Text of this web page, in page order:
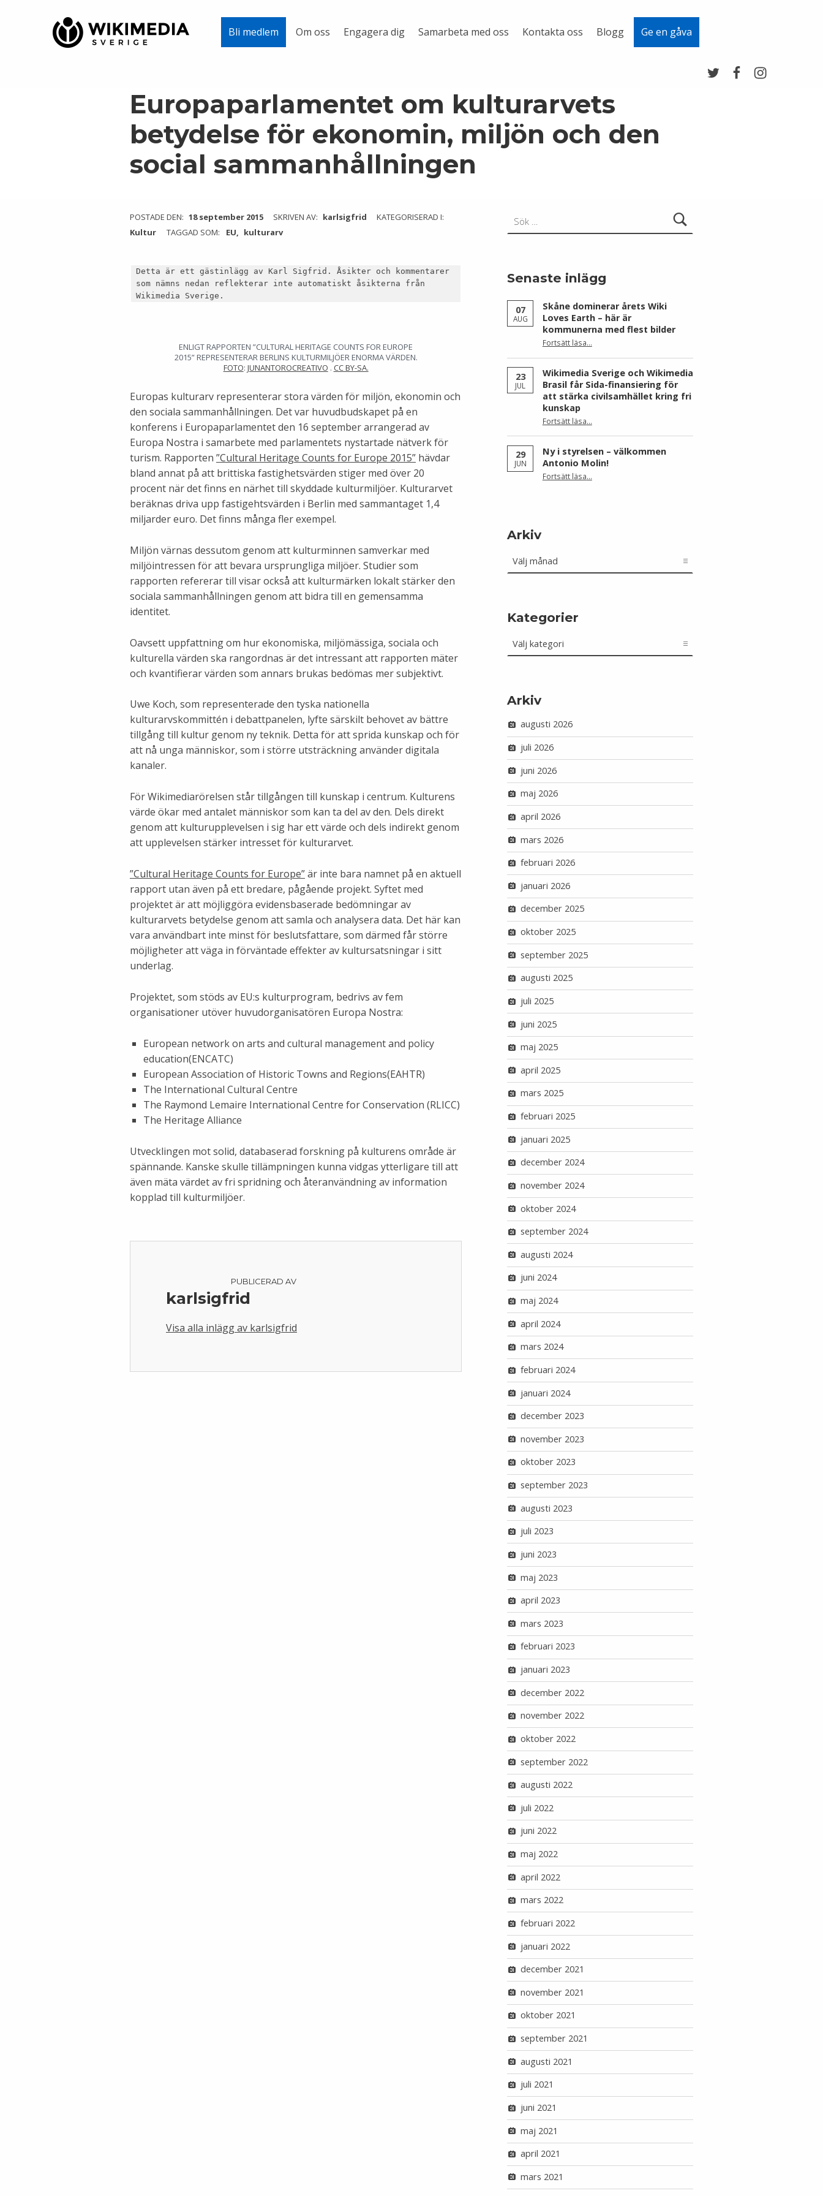
Bli medlem Om oss Engagera dig Samarbeta med oss Kontakta oss Blogg Ge en gåva
Europaparlamentet om kulturarvets
betydelse för ekonomin, miljön och den
social sammanhållningen
POSTADE DEN: 18 september 2015 SKRIVEN AV: karlsigfrid
KATEGORISERAD I:
Kultur
TAGGAD SOM: EU kulturarv
Detta är ett gästinlägg av Karl Sigfrid. Åsikter och kommentarer
som nämns nedan reflekterar inte automatiskt åsikterna från
Wikimedia Sverige.
ENLIGT RAPPORTEN ”CULTURAL HERITAGE COUNTS FOR EUROPE
2015” REPRESENTERAR BERLINS KULTURMILJÖER ENORMA VÄRDEN.
FOTO: JUNANTOROCREATIVO . CC BY-SA.
Europas kulturarv representerar stora värden för miljön, ekonomin och
den sociala sammanhållningen. Det var huvudbudskapet på en
konferens i Europaparlamentet den 16 september arrangerad av
Europa Nostra i samarbete med parlamentets nystartade nätverk för
turism. Rapporten ”Cultural Heritage Counts for Europe 2015” hävdar
bland annat på att brittiska fastighetsvärden stiger med över 20
procent när det finns en närhet till skyddade kulturmiljöer. Kulturarvet
beräknas driva upp fastigehtsvärden i Berlin med sammantaget 1,4
miljarder euro. Det finns många fler exempel.
Miljön värnas dessutom genom att kulturminnen samverkar med
miljöintressen för att bevara ursprungliga miljöer. Studier som
rapporten refererar till visar också att kulturmärken lokalt stärker den
sociala sammanhållningen genom att bidra till en gemensamma
identitet.
Oavsett uppfattning om hur ekonomiska, miljömässiga, sociala och
kulturella värden ska rangordnas är det intressant att rapporten mäter
och kvantifierar värden som annars brukas bedömas mer subjektivt.
Uwe Koch, som representerade den tyska nationella
kulturarvskommittén i debattpanelen, lyfte särskilt behovet av bättre
tillgång till kultur genom ny teknik. Detta för att sprida kunskap och för
att nå unga människor, som i större utsträckning använder digitala
kanaler.
För Wikimediarörelsen står tillgången till kunskap i centrum. Kulturens
värde ökar med antalet människor som kan ta del av den. Dels direkt
genom att kulturupplevelsen i sig har ett värde och dels indirekt genom
att upplevelsen stärker intresset för kulturarvet.
”Cultural Heritage Counts for Europe”är inte bara namnet på en aktuell
rapport utan även på ett bredare, pågående projekt. Syftet med
projektet är att möjliggöra evidensbaserade bedömningar av
kulturarvets betydelse genom att samla och analysera data. Det här kan
vara användbart inte minst för beslutsfattare, som därmed får större
möjligheter att väga in förväntade effekter av kultursatsningar i sitt
underlag.
Projektet, som stöds av EU:s kulturprogram, bedrivs av fem
organisationer utöver huvudorganisatören Europa Nostra:
European network on arts and cultural management and policy
education(ENCATC)
European Association of Historic Towns and Regions(EAHTR)
The International Cultural Centre
The Raymond Lemaire International Centre for Conservation (RLICC)
The Heritage Alliance
Utvecklingen mot solid, databaserad forskning på kulturens område är
spännande. Kanske skulle tillämpningen kunna vidgas ytterligare till att
även mäta värdet av fri spridning och återanvändning av information
kopplad till kulturmiljöer.
PUBLICERAD AV
karlsigfrid
Visa alla inlägg av karlsigfrid
Skip back to main navigation
Senaste inlägg
07
AUG
Skåne dominerar årets Wiki
Loves Earth – här är
kommunerna med flest bilder
Fortsätt läsa“Skåne dominerar årets Wiki Loves Earth – här är kommunerna med flest bilder”
…
23
JUL
Wikimedia Sverige och Wikimedia
Brasil får Sida-finansiering för
att stärka civilsamhället kring fri
kunskap
Fortsätt läsa“Wikimedia Sverige och Wikimedia Brasil får Sida-finansiering för att stärka civilsamhället kring fri kunskap”
…
29
JUN
Ny i styrelsen – välkommen
Antonio Molin!
Fortsätt läsa“Ny i styrelsen – välkommen Antonio Molin!”
…
Arkiv
Kategorier
Arkiv
augusti 2026
juli 2026
juni 2026
maj 2026
april 2026
mars 2026
februari 2026
januari 2026
december 2025
oktober 2025
september 2025
augusti 2025
juli 2025
juni 2025
maj 2025
april 2025
mars 2025
februari 2025
januari 2025
december 2024
november 2024
oktober 2024
september 2024
augusti 2024
juni 2024
maj 2024
april 2024
mars 2024
februari 2024
januari 2024
december 2023
november 2023
oktober 2023
september 2023
augusti 2023
juli 2023
juni 2023
maj 2023
april 2023
mars 2023
februari 2023
januari 2023
december 2022
november 2022
oktober 2022
september 2022
augusti 2022
juli 2022
juni 2022
maj 2022
april 2022
mars 2022
februari 2022
januari 2022
december 2021
november 2021
oktober 2021
september 2021
augusti 2021
juli 2021
juni 2021
maj 2021
april 2021
mars 2021